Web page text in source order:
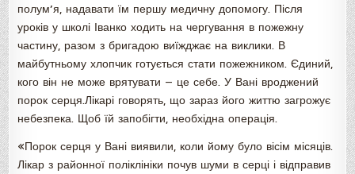
полум’я, надавати їм першу медичну допомогу. Після
уроків у школі Іванко ходить на чергування в пожежну
частину, разом з бригадою виїжджає на виклики. В
майбутньому хлопчик готується стати пожежником. Єдиний,
кого він не може врятувати — це себе. У Вані вроджений
порок серця.Лікарі говорять, що зараз його життю загрожує
небезпека. Щоб їй запобігти, необхідна операція.
«Порок серця у Вані виявили, коли йому було вісім місяців.
Лікар з районної поліклініки почув шуми в серці і відправив